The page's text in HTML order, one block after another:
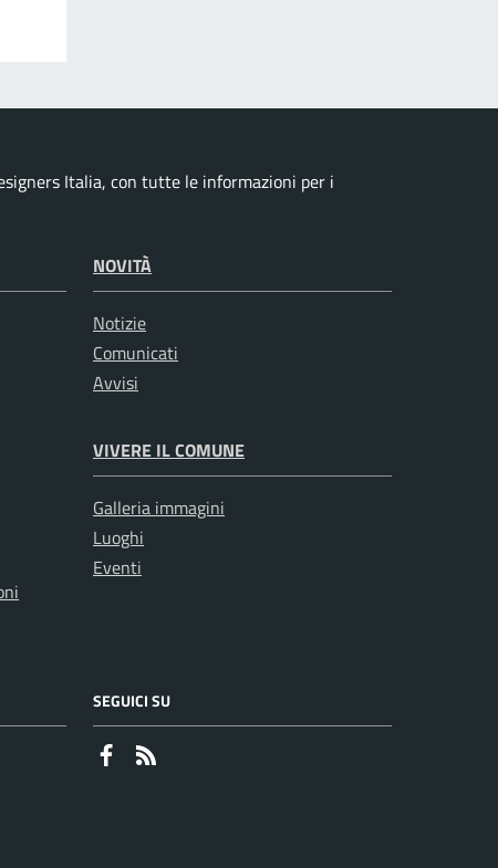
Italia, con tutte le informazioni per i
NOVITÀ
Notizie
Comunicati
Avvisi
VIVERE IL COMUNE
Galleria immagini
Luoghi
Eventi
SEGUICI SU
Faceboook